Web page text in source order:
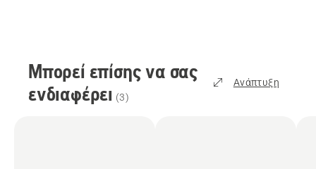
Μπορεί επίσης να σας
ενδιαφέρει (3)
Ανάπτυξη